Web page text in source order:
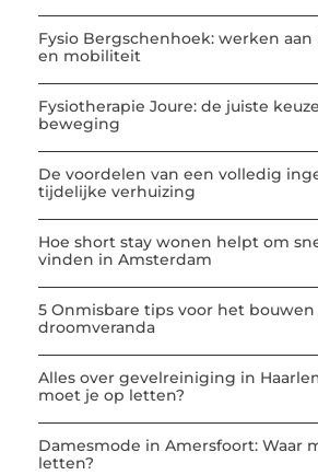
Fysio Bergschenhoek: werken
en mobiliteit
Fysiotherapie Joure: de juiste
beweging
De voordelen van een volledig
tijdelijke verhuizing
Hoe short stay wonen helpt om
vinden in Amsterdam
5 Onmisbare tips voor het
droomveranda
Alles over gevelreiniging in
moet je op letten?
Damesmode in Amersfoort: Waar
letten?